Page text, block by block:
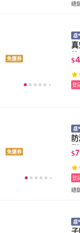
總
免運券
真
$
登
免運券
防漏
$7
總
登